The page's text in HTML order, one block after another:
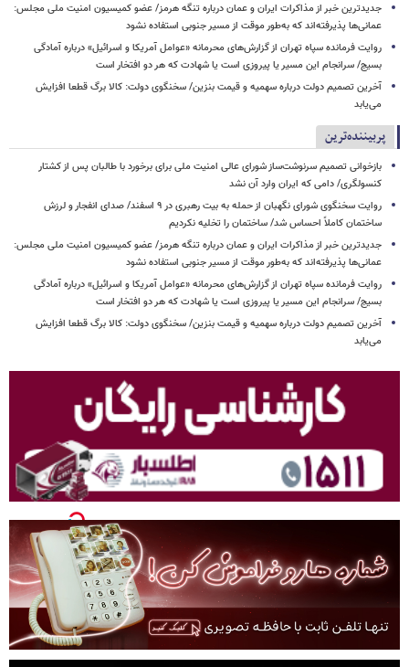
جدیدترین خبر از مذاکرات ایران و عمان درباره تنگه هرمز/ عضو کمیسیون امنیت ملی مجلس:
عمانی‌ها پذیرفته‌اند که به‌طور موقت از مسیر جنوبی استفاده نشود
روایت فرمانده سپاه تهران از گزارش‌های محرمانه «عوامل آمریکا و اسرائیل» درباره آمادگی
بسیج/ سرانجام این مسیر یا پیروزی است یا شهادت که هر دو افتخار است
آخرین تصمیم دولت درباره سهمیه و قیمت بنزین/ سخنگوی دولت: کالا برگ قطعا افزایش
می‌یابد
پربیننده‌ترین
بازخوانی تصمیم سرنوشت‌ساز شورای عالی امنیت ملی برای برخورد با طالبان پس از کشتار
کنسولگری/ دامی که ایران وارد آن نشد
روایت سخنگوی شورای نگهبان از حمله به بیت رهبری در ۹ اسفند/ صدای انفجار و لرزش
ساختمان کاملاً احساس شد/ ساختمان را تخلیه نکردیم
جدیدترین خبر از مذاکرات ایران و عمان درباره تنگه هرمز/ عضو کمیسیون امنیت ملی مجلس:
عمانی‌ها پذیرفته‌اند که به‌طور موقت از مسیر جنوبی استفاده نشود
روایت فرمانده سپاه تهران از گزارش‌های محرمانه «عوامل آمریکا و اسرائیل» درباره آمادگی
بسیج/ سرانجام این مسیر یا پیروزی است یا شهادت که هر دو افتخار است
آخرین تصمیم دولت درباره سهمیه و قیمت بنزین/ سخنگوی دولت: کالا برگ قطعا افزایش
می‌یابد